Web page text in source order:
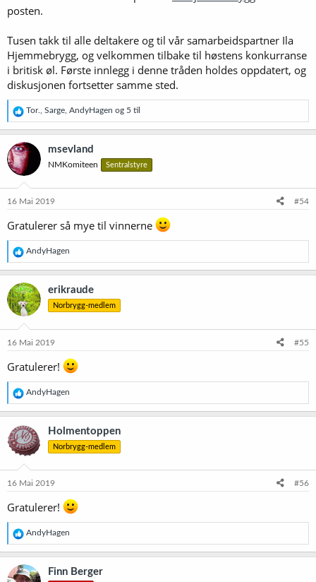
posten.
Tusen takk til alle deltakere og til vår samarbeidspartner Ila
Hjemmebrygg, og velkommen tilbake til høstens konkurranse
i britisk øl. Første innlegg i denne tråden holdes oppdatert, og
diskusjonen fortsetter samme sted.
R
e
a
k
s
j
o
e
:
Tor. Sarge AndyHagen og 5 til
msevland
NMKomiteen Sentralstyre
16 Mai 2019 #54
Gratulerer så mye til vinnerne
R
e
a
k
s
j
o
e
:
AndyHagen
erikraude
Norbrygg-medlem
16 Mai 2019 #55
Gratulerer!
R
e
a
k
s
j
o
e
:
AndyHagen
Holmentoppen
Norbrygg-medlem
16 Mai 2019 #56
Gratulerer!
R
e
a
k
s
AndyHagen
Finn Berger